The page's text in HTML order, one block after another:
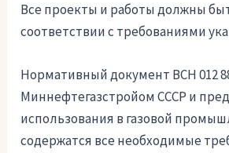
Все проекты и работы должны
соответствии с требованиями
Нормативный документ ВСН 012
Миннефтегазстройом СССР и
использования в газовой
содержатся все необходимые